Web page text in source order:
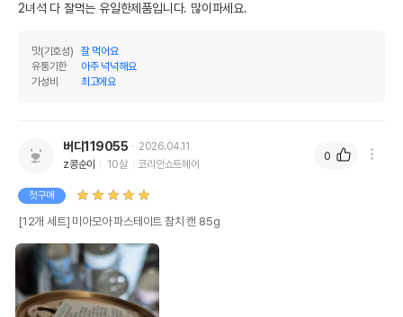
2녀석 다 잘먹는 유일한제품입니다. 많이파세요.
맛(기호성)
잘 먹어요
유통기한
아주 넉넉해요
가성비
최고에요
버디119055
2026.04.11
z콩순이
10살 코리안쇼트헤어
첫구매
[12개 세트] 미아모아 파스테이트 참치 캔 85g
0